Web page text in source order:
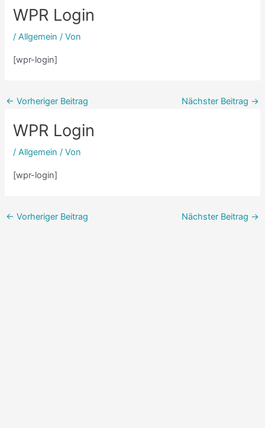
WPR Login
/Allgemein / Von
[wpr-login]
← Vorheriger Beitrag Nächster Beitrag →
WPR Login
/Allgemein / Von
[wpr-login]
← Vorheriger Beitrag Nächster Beitrag →